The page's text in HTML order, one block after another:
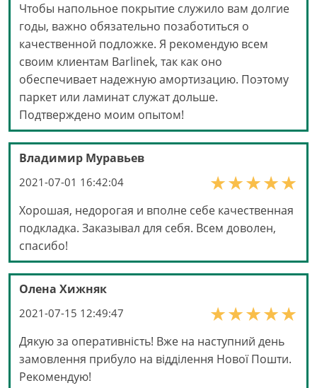
Чтобы напольное покрытие служило вам долгие
годы, важно обязательно позаботиться о
качественной подложке. Я рекомендую всем
своим клиентам Barlinek, так как оно
обеспечивает надежную амортизацию. Поэтому
паркет или ламинат служат дольше.
Подтверждено моим опытом!
Владимир Муравьев
2021-07-01 16:42:04
Хорошая, недорогая и вполне себе качественная
подкладка. Заказывал для себя. Всем доволен,
спасибо!
Олена Хижняк
2021-07-15 12:49:47
Дякую за оперативність! Вже на наступний день
замовлення прибуло на відділення Нової Пошти.
Рекомендую!